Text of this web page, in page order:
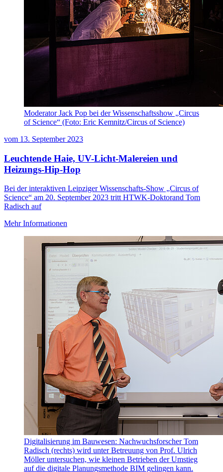
Moderator Jack Pop bei der Wissenschaftsshow „Circus
of Science“ (Foto: Eric Kemnitz/Circus of Science)
vom 13. September 2023
Leuchtende Haie, UV-Licht-Malereien und
Heizungs-Hip-Hop
Bei der interaktiven Leipziger Wissenschafts-Show „Circus of
Science“ am 20. September 2023 tritt HTWK-Doktorand Tom
Radisch auf
Mehr Informationen
Digitalisierung im Bauwesen: Nachwuchsforscher Tom
Radisch (rechts) wird unter Betreuung von Prof. Ulrich
Möller untersuchen, wie kleinen Betrieben der Umstieg
auf die digitale Planungsmethode BIM gelingen kann.